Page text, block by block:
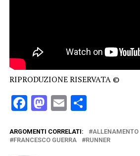
RIPRODUZIONE RISERVATA ©
Facebook
Mastodon
EmailCondividi
ARGOMENTI CORRELATI: ALLENAMENTO
FRANCESCO GUERRA
RUNNER